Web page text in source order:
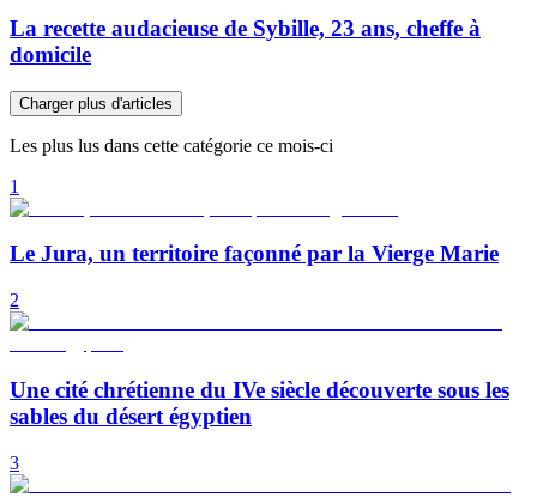
La recette audacieuse de Sybille, 23 ans, cheffe à
domicile
Charger plus d'articles
Les plus lus dans cette catégorie ce mois-ci
1
Le Jura, un territoire façonné par la Vierge Marie
2
Une cité chrétienne du IVe siècle découverte sous les
sables du désert égyptien
3